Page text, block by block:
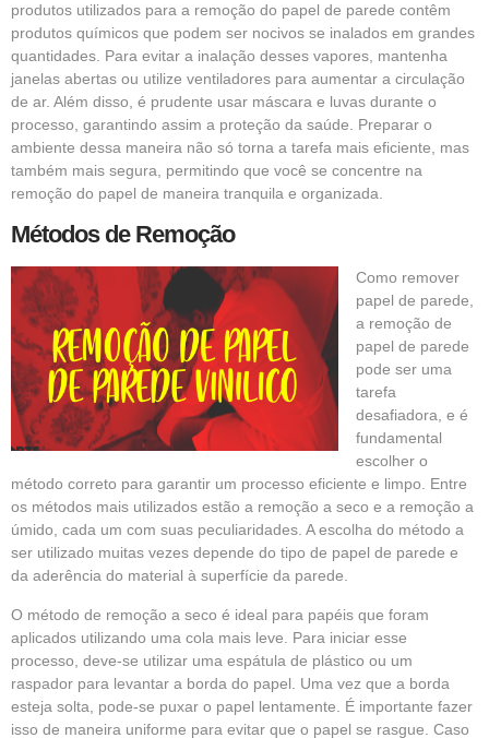
produtos utilizados para a remoção do papel de parede contêm
produtos químicos que podem ser nocivos se inalados em grandes
quantidades. Para evitar a inalação desses vapores, mantenha
janelas abertas ou utilize ventiladores para aumentar a circulação
de ar. Além disso, é prudente usar máscara e luvas durante o
processo, garantindo assim a proteção da saúde. Preparar o
ambiente dessa maneira não só torna a tarefa mais eficiente, mas
também mais segura, permitindo que você se concentre na
remoção do papel de maneira tranquila e organizada.
Métodos de Remoção
Como remover
papel de parede,
a remoção de
papel de parede
pode ser uma
tarefa
desafiadora, e é
fundamental
escolher o
método correto para garantir um processo eficiente e limpo. Entre
os métodos mais utilizados estão a remoção a seco e a remoção a
úmido, cada um com suas peculiaridades. A escolha do método a
ser utilizado muitas vezes depende do tipo de papel de parede e
da aderência do material à superfície da parede.
O método de remoção a seco é ideal para papéis que foram
aplicados utilizando uma cola mais leve. Para iniciar esse
processo, deve-se utilizar uma espátula de plástico ou um
raspador para levantar a borda do papel. Uma vez que a borda
esteja solta, pode-se puxar o papel lentamente. É importante fazer
isso de maneira uniforme para evitar que o papel se rasgue. Caso